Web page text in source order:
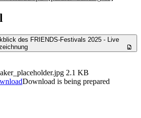
des FRIENDS-Festivals 2025 - Live
2.1 KB
Download is being prepared